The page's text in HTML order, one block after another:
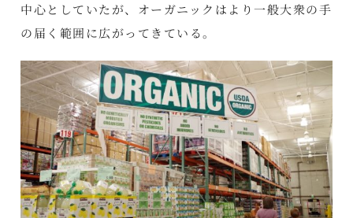
中心としていたが、オーガニックはより一般大衆の手
の届く範囲に広がってきている。